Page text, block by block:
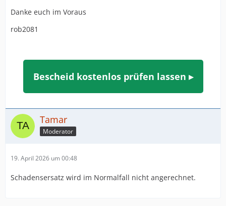
Danke euch im Voraus
rob2081
Bescheid kostenlos prüfen lassen ▸
Tamar
Moderator
19. April 2026 um 00:48
Schadensersatz wird im Normalfall nicht angerechnet.